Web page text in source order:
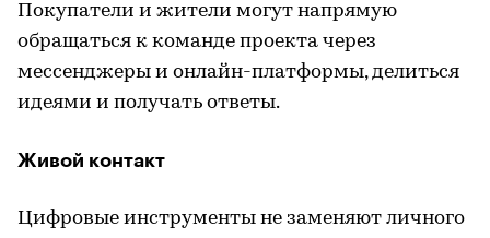
Покупатели и жители могут напрямую
обращаться к команде проекта через
мессенджеры и онлайн-платформы, делиться
идеями и получать ответы.
Живой контакт
Цифровые инструменты не заменяют личного